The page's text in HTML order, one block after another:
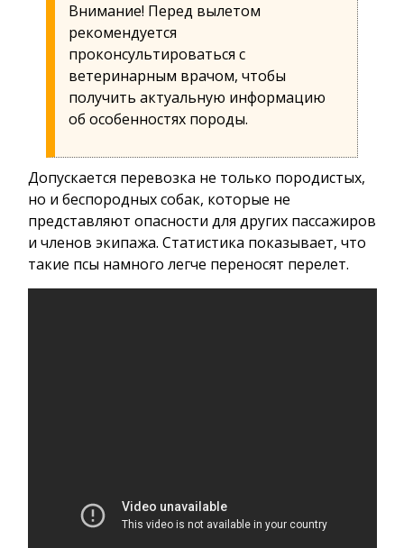
Внимание! Перед вылетом
рекомендуется
проконсультироваться с
ветеринарным врачом, чтобы
получить актуальную информацию
об особенностях породы.
Допускается перевозка не только породистых,
но и беспородных собак, которые не
представляют опасности для других пассажиров
и членов экипажа. Статистика показывает, что
такие псы намного легче переносят перелет.